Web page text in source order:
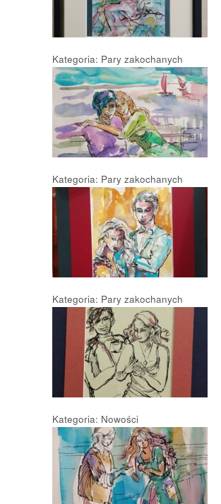
Kategoria: Pary zakochanych
Kategoria: Pary zakochanych
Kategoria: Pary zakochanych
Kategoria: Nowości